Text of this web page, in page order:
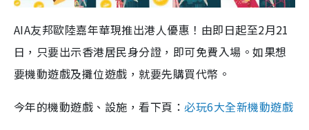
AIA友邦歐陸嘉年華現推出港人優惠！由即日起至2月21
日，只要出示香港居民身分證，即可免費入場。如果想
要機動遊戲及攤位遊戲，就要先購買代幣。
今年的機動遊戲、設施，看下頁：必玩6大全新機動遊戲